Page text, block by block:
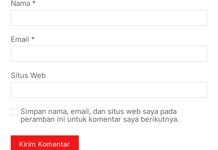
Nama *
Email *
Situs Web
Simpan nama, email, dan situs web saya pada
peramban ini untuk komentar saya berikutnya.